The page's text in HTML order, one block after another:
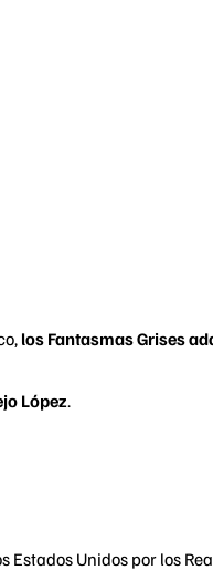
los Fantasmas Grises
López.
Unidos por los